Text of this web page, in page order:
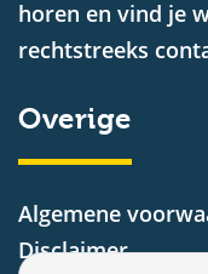
horen en vind je
rechtstreeks
Overige
Algemene
Disclaimer